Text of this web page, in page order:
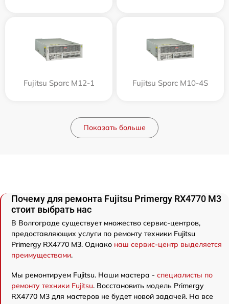
Fujitsu Sparc M12-1 Fujitsu Sparc M10-4S
Показать больше
Почему для ремонта Fujitsu Primergy RX4770 M3
стоит выбрать нас
В Волгограде существует множество сервис-центров,
предоставляющих услуги по ремонту техники Fujitsu
Primergy RX4770 M3. Однако наш сервис-центр выделяется
преимуществами.
Мы ремонтируем Fujitsu. Наши мастера - специалисты по
ремонту техники Fujitsu. Восстановить модель Primergy
RX4770 M3 для мастеров не будет новой задачей. На все